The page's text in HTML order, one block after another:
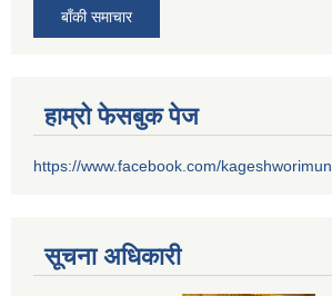
बाँकी समाचार
हाम्रो फेसबुक पेज
https://www.facebook.com/kageshworimun
सूचना अधिकारी